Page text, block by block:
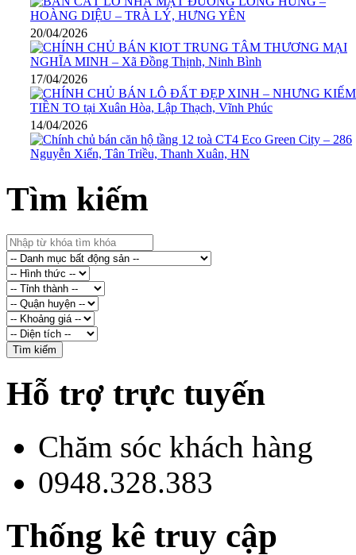
20/04/2026
17/04/2026
14/04/2026
Tìm kiếm
Hỗ trợ trực tuyến
Chăm sóc khách hàng
0948.328.383
Thống kê truy cập